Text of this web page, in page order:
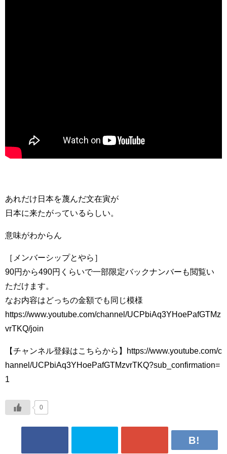
あれだけ日本を蔑んだ文在寅が
日本に来たがっているらしい。
意味がわからん
［メンバーシップとやら］
90円から490円くらいで一部限定バックナンバーも閲覧い
ただけます。
なお内容はどっちの金額でも同じ模様
https://www.youtube.com/channel/UCPbiAq3YHoePafGTMz
vrTKQ/join
【チャンネル登録はこちらから】https://www.youtube.com/c
hannel/UCPbiAq3YHoePafGTMzvrTKQ?sub_confirmation=
1
0